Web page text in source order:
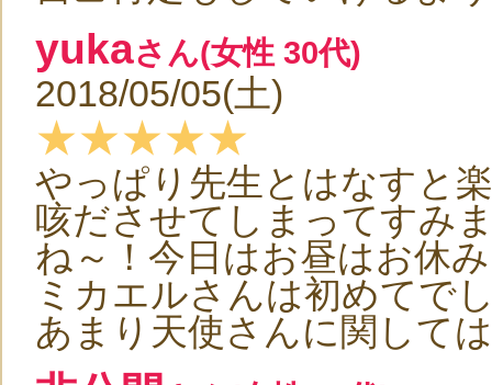
yukaさん(女性 30代)
2018/05/05(土)
★★★★★
やっぱり先生とはなすと
咳ださせてしまってすみ
ね～！今日はお昼はお休
ミカエルさんは初めてで
あまり天使さんに関して